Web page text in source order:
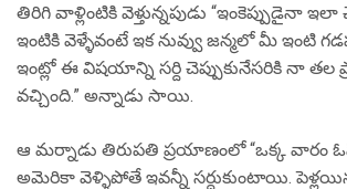
తిరిగి వాళ్లింటికి వెళ్తున్నపుడు “ఇంకెప్పుడైనా
ఇంటికి వెళ్ళేవంటే ఇక నువ్వు జన్మలో మీ ఇంటి
ఇంట్లో ఈ విషయాన్ని సర్ది చెప్పుకునేసరికి నా తల
వచ్చింది.” అన్నాడు సాయి.
ఆ మర్నాడు తిరుపతి ప్రయాణంలో “ఒక్క వారం
అమెరికా వెళ్ళిపోతే ఇవన్నీ సర్దుకుంటాయి.